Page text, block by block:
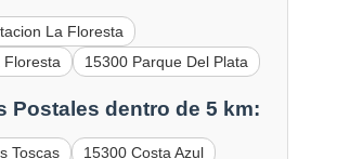
La Floresta
Floresta
15300 Parque Del Plata
Postales dentro de 5 km:
Toscas 15300 Costa Azul